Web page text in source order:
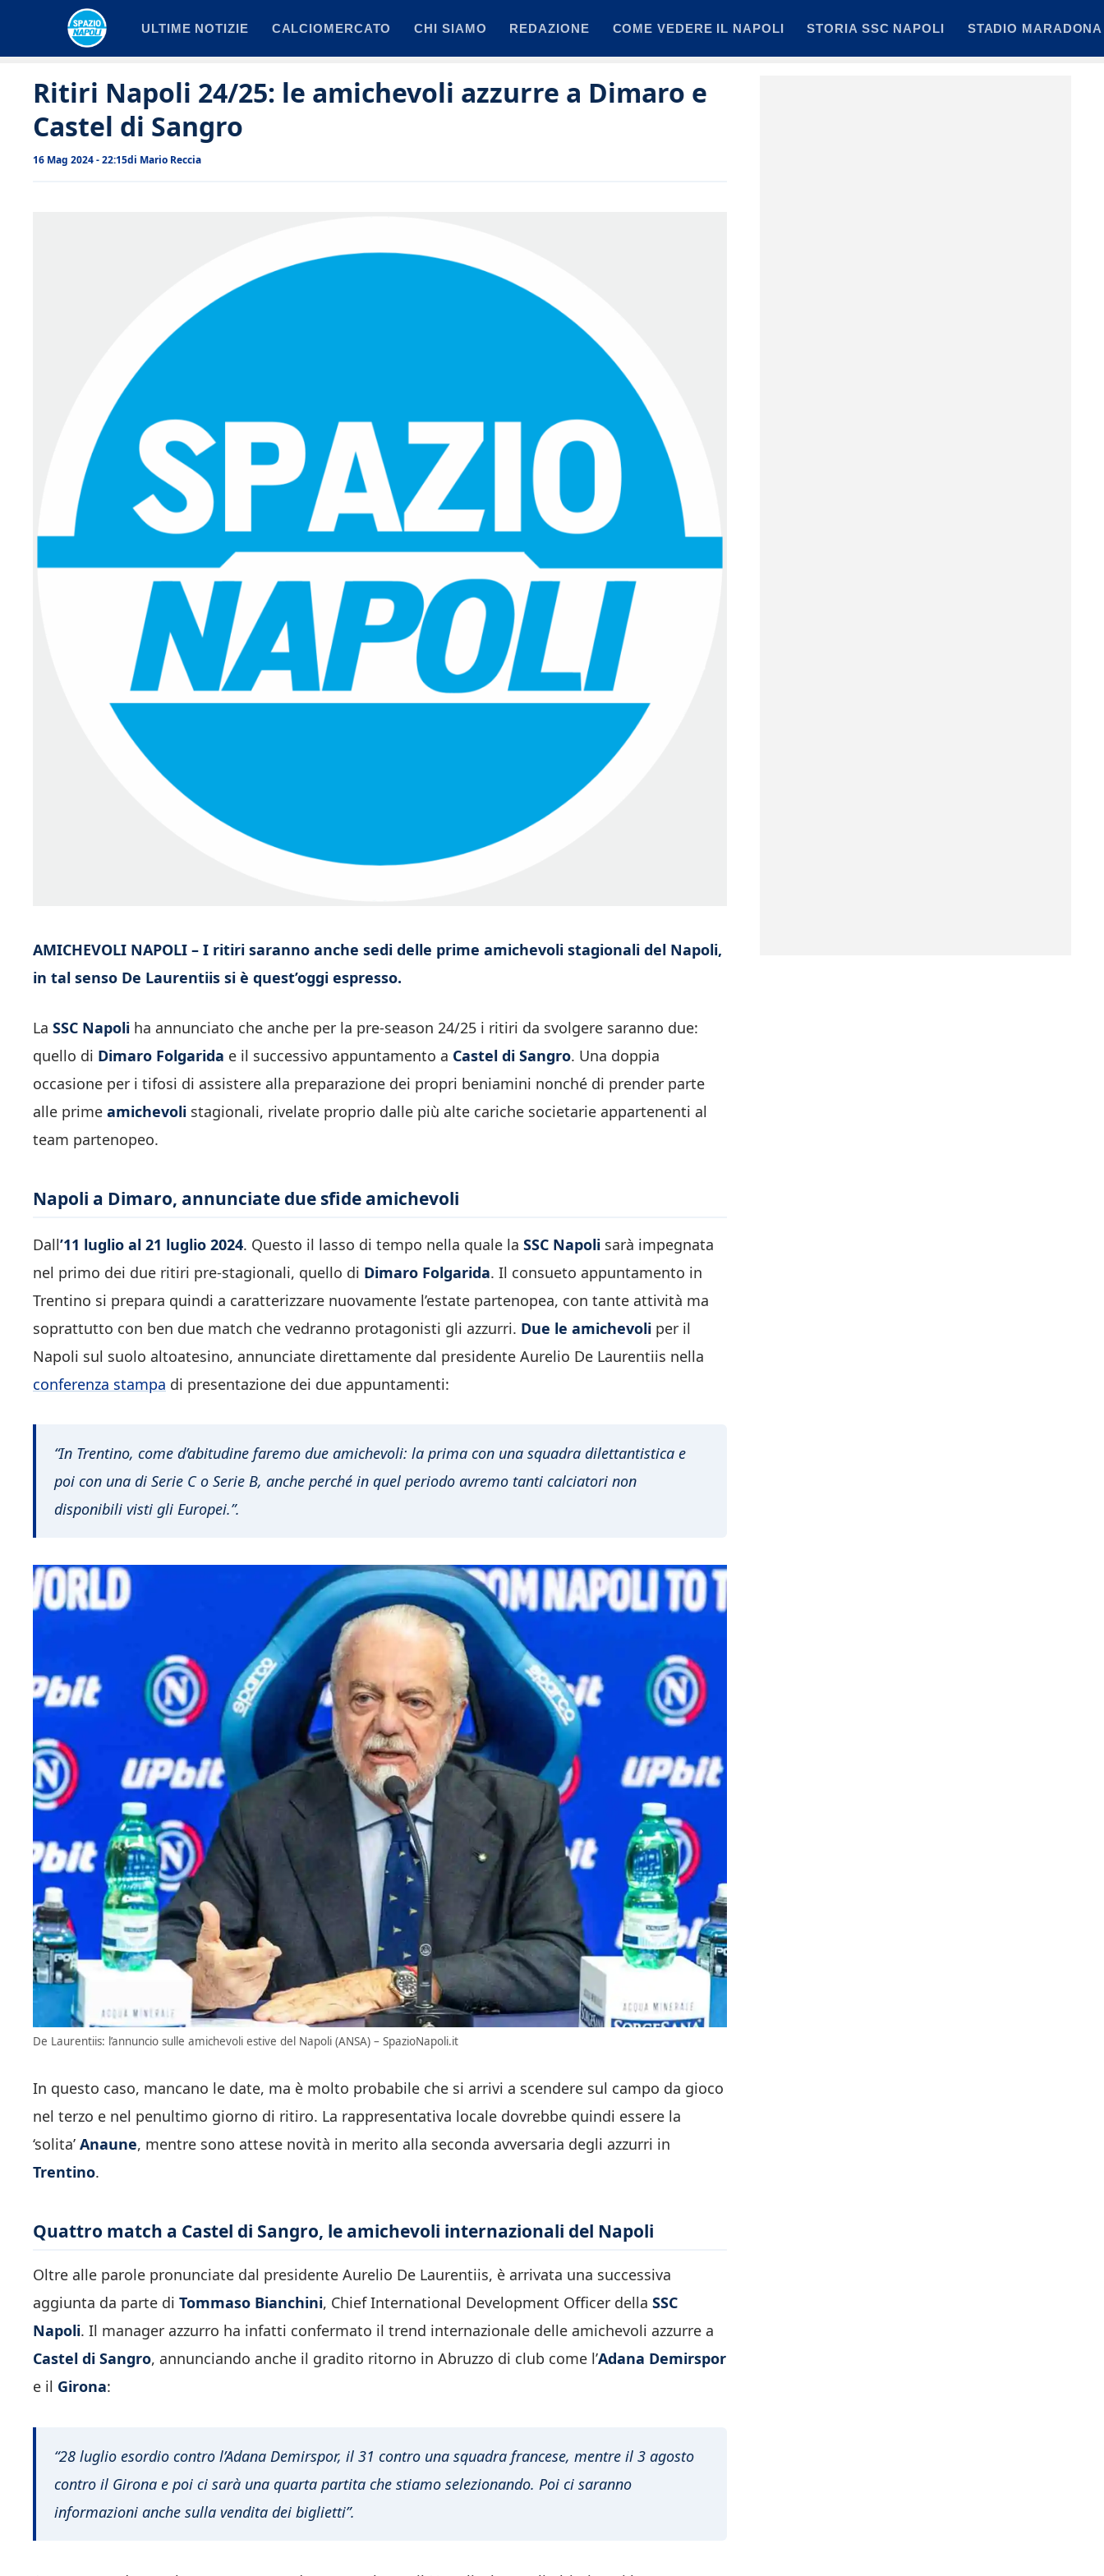
ULTIME NOTIZIE CALCIOMERCATO CHI SIAMO REDAZIONE COME VEDERE IL NAPOLI STORIA SSC NAPOLI STADIO MARADONA
Ritiri Napoli 24/25: le amichevoli azzurre a Dimaro e
Castel di Sangro
16 Mag 2024 - 22:15di Mario Reccia
AMICHEVOLI NAPOLI – I ritiri saranno anche sedi delle prime amichevoli stagionali del Napoli,
in tal senso De Laurentiis si è quest’oggi espresso.
La SSC Napoli ha annunciato che anche per la pre-season 24/25 i ritiri da svolgere saranno due:
quello di Dimaro Folgarida e il successivo appuntamento a Castel di Sangro. Una doppia
occasione per i tifosi di assistere alla preparazione dei propri beniamini nonché di prender parte
alle prime amichevoli stagionali, rivelate proprio dalle più alte cariche societarie appartenenti al
team partenopeo.
Napoli a Dimaro, annunciate due sfide amichevoli
Dall’11 luglio al 21 luglio 2024. Questo il lasso di tempo nella quale la SSC Napoli sarà impegnata
nel primo dei due ritiri pre-stagionali, quello di Dimaro Folgarida. Il consueto appuntamento in
Trentino si prepara quindi a caratterizzare nuovamente l’estate partenopea, con tante attività ma
soprattutto con ben due match che vedranno protagonisti gli azzurri. Due le amichevoli per il
Napoli sul suolo altoatesino, annunciate direttamente dal presidente Aurelio De Laurentiis nella
conferenza stampa di presentazione dei due appuntamenti:
“In Trentino, come d’abitudine faremo due amichevoli: la prima con una squadra dilettantistica e
poi con una di Serie C o Serie B, anche perché in quel periodo avremo tanti calciatori non
disponibili visti gli Europei.”.
De Laurentiis: l’annuncio sulle amichevoli estive del Napoli (ANSA) – SpazioNapoli.it
In questo caso, mancano le date, ma è molto probabile che si arrivi a scendere sul campo da gioco
nel terzo e nel penultimo giorno di ritiro. La rappresentativa locale dovrebbe quindi essere la
‘solita’ Anaune, mentre sono attese novità in merito alla seconda avversaria degli azzurri in
Trentino.
Quattro match a Castel di Sangro, le amichevoli internazionali del Napoli
Oltre alle parole pronunciate dal presidente Aurelio De Laurentiis, è arrivata una successiva
aggiunta da parte di Tommaso Bianchini, Chief International Development Officer della SSC
Napoli. Il manager azzurro ha infatti confermato il trend internazionale delle amichevoli azzurre a
Castel di Sangro, annunciando anche il gradito ritorno in Abruzzo di club come l’Adana Demirspor
e il Girona:
“28 luglio esordio contro l’Adana Demirspor, il 31 contro una squadra francese, mentre il 3 agosto
contro il Girona e poi ci sarà una quarta partita che stiamo selezionando. Poi ci saranno
informazioni anche sulla vendita dei biglietti”.